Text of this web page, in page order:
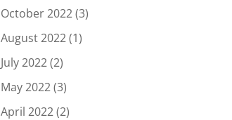
October 2022(3)
August 2022(1)
July 2022(2)
May 2022(3)
April 2022(2)